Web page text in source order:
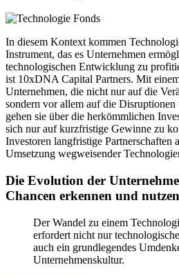
In diesem Kontext kommen
Instrument, das es Unternehmen
technologischen Entwicklung zu
ist 10xDNA Capital Partners. Mit
Unternehmen, die nicht nur auf die
sondern vor allem auf die
gehen sie über die herkömmlichen
sich nur auf kurzfristige Gewinne zu
Investoren langfristige
Umsetzung wegweisender
Die Evolution der
Chancen erkennen und nutzen
Der Wandel zu einem
erfordert nicht nur
auch ein grundlegendes
Unternehmenskultur.